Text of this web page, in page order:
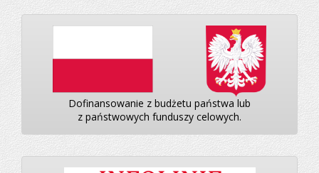
Dofinansowanie z budżetu państwa lub
z państwowych funduszy celowych.